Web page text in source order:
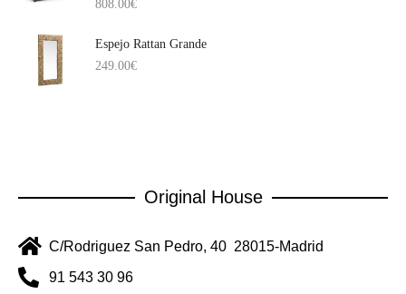
808.00€
Espejo Rattan Grande
249.00€
Original House
C/Rodriguez San Pedro, 40 28015-Madrid
91 543 30 96